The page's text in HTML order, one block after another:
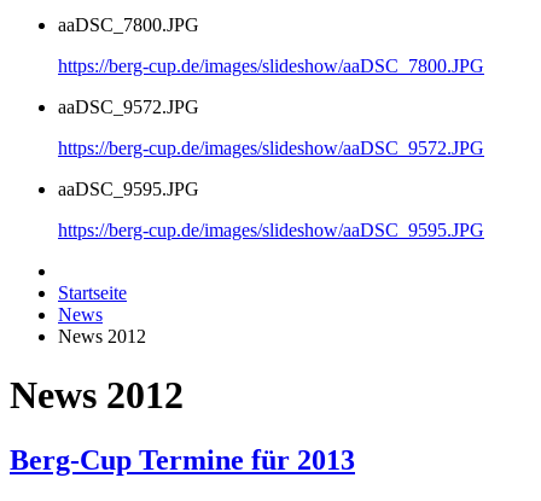
aaDSC_7800.JPG
https://berg-cup.de/images/slideshow/aaDSC_7800.JPG
aaDSC_9572.JPG
https://berg-cup.de/images/slideshow/aaDSC_9572.JPG
aaDSC_9595.JPG
https://berg-cup.de/images/slideshow/aaDSC_9595.JPG
Startseite
News
News 2012
News 2012
Berg-Cup Termine für 2013